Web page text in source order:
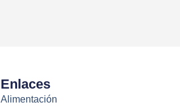
Enlaces
Alimentación